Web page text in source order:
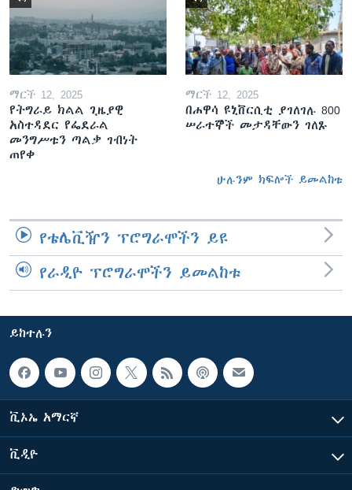
ማርች 12, 2025
የትግራይ ክልል ጊዜያዊ
አስተዳደር የፌደራል
መንግሥቱን ጣልቃ ገብነት
ጠየቀ
ማርች 12, 2025
በሐዋሳ ዩኒቨርሲቲ ያገለገሉ 800
ሠራተኞች መታዳቸውን ገለጹ
ሁሉንም ክፍሎች ይመልከቱ
የቴሌቪዥን ፕሮግራሞችን ይዩ
የራዲዮ ፕሮግራሞችን ይመልከቱ
ይከተሉን
ቪኦኤ አማርኛ
ቪዲዮ